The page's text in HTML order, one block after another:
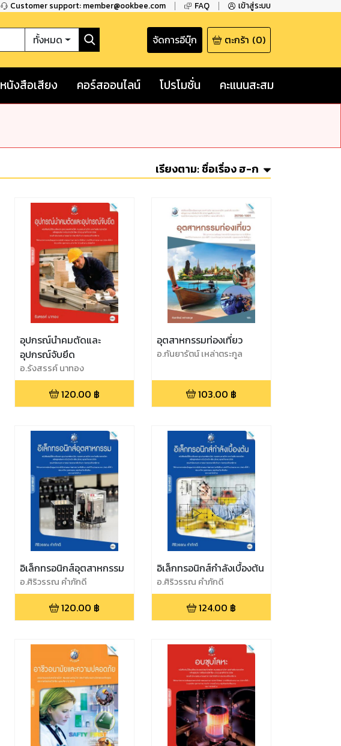
Customer support: member@ookbee.com FAQ เข้าสู่ระบบ
ทั้งหมด จัดการอีบุ๊ก ตะกร้า (0)
หนังสือเสียง คอร์สออนไลน์ โปรโมชั่น คะแนนสะสม
เรียงตาม:ชื่อเรื่อง ฮ-ก
อุปกรณ์นำคมตัดและ
อุปกรณ์จับยึด
อ.รังสรรค์ นาทอง
120.00 ฿
อุตสาหกรรมท่องเที่ยว
อ.กันยารัตน์ เหล่าตระกูล
103.00 ฿
อิเล็กทรอนิกส์อุตสาหกรรม
อ.ศิริวรรณ คำภักดี
120.00 ฿
อิเล็กทรอนิกส์กำลังเบื้องต้น
อ.ศิริวรรณ คำภักดี
124.00 ฿